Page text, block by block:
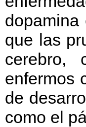
que las
cerebro,
enfermos
de
como el